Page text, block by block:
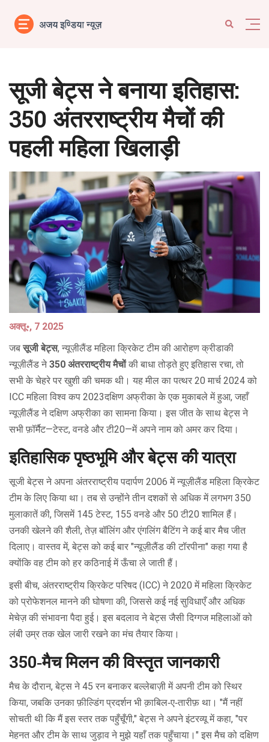
सूजी बेट्स ने बनाया इतिहास:
350 अंतरराष्ट्रीय मैचों की
पहली महिला खिलाड़ी
अक्तू॰, 7 2025
जबसूजी बेट्स, न्यूज़ीलैंड महिला क्रिकेट टीम की आरोहण क्रीडाकी
न्यूज़ीलैंड ने350 अंतरराष्ट्रीय मैचोंकी बाधा तोड़ते हुए इतिहास रचा, तो
सभी के चेहरे पर खुशी की चमक थी। यह मील का पत्थर 20 मार्च 2024 को
ICC महिला विश्व कप 2023दक्षिण अफ्रीका के एक मुकाबले में हुआ, जहाँ
न्यूज़ीलैंड ने दक्षिण अफ्रीका का सामना किया। इस जीत के साथ बेट्स ने
सभी फ़ॉर्मैट—टेस्ट, वनडे और टी20—में अपने नाम को अमर कर दिया।
इतिहासिक पृष्ठभूमि और बेट्स की यात्रा
सूजी बेट्स ने अपना अंतरराष्ट्रीय पदार्पण 2006 मेंन्यूज़ीलैंड महिला क्रिकेट
टीमके लिए किया था। तब से उन्होंने तीन दशकों से अधिक में लगभग 350
मुलाकातें की, जिसमें 145 टेस्ट, 155 वनडे और 50 टी20 शामिल हैं।
उनकी खेलने की शैली, तेज़ बॉलिंग और एंगलिंग बैटिंग ने कई बार मैच जीत
दिलाए। वास्तव में, बेट्स को कई बार "न्यूज़ीलैंड की टॉरपीना" कहा गया है
क्योंकि वह टीम को हर कठिनाई में ऊँचा ले जाती हैं।
इसी बीच, अंतरराष्ट्रीय क्रिकेट परिषद (ICC) ने 2020 में महिला क्रिकेट
को प्रोफेशनल मानने की घोषणा की, जिससे कई नई सुविधाएँ और अधिक
मेचेज़ की संभावना पैदा हुई। इस बदलाव ने बेट्स जैसी दिग्गज महिलाओं को
लंबी उम्र तक खेल जारी रखने का मंच तैयार किया।
350‑मैच मिलन की विस्तृत जानकारी
मैच के दौरान, बेट्स ने 45 रन बनाकर बल्लेबाज़ी में अपनी टीम को स्थिर
किया, जबकि उनका फ़ील्डिंग प्रदर्शन भी क़ाबिल‑ए‑तारीफ़ था। "मैं नहीं
सोचती थी कि मैं इस स्तर तक पहुँचूँगी," बेट्स ने अपने इंटरव्यू में कहा, "पर
मेहनत और टीम के साथ जुड़ाव ने मुझे यहाँ तक पहुँचाया।" इस मैच को दक्षिण